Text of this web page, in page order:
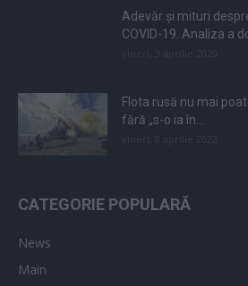
Adevăr și mituri
COVID-19. Analiza a
Flota rusă nu mai
fără „s-o ia în...
CATEGORIE POPULARĂ
News
Main